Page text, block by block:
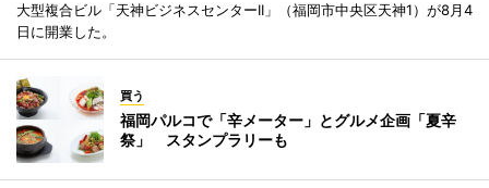
大型複合ビル「天神ビジネスセンターII」（福岡市中央区天神1）が8月4
日に開業した。
買う
福岡パルコで「辛メーター」とグルメ企画「夏辛
祭」 スタンプラリーも